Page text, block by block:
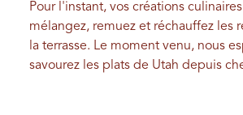
Pour l'instant, vos créations
mélangez, remuez et réchauffez les
la terrasse. Le moment venu, nous
savourez les plats de Utah depuis